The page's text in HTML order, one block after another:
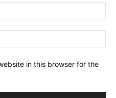
in this browser for the